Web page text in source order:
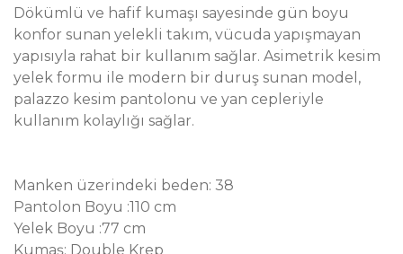
Dökümlü ve hafif kumaşı sayesinde gün boyu
konfor sunan yelekli takım, vücuda yapışmayan
yapısıyla rahat bir kullanım sağlar. Asimetrik kesim
yelek formu ile modern bir duruş sunan model,
palazzo kesim pantolonu ve yan cepleriyle
kullanım kolaylığı sağlar.
Manken üzerindeki beden: 38
Pantolon Boyu :110 cm
Yelek Boyu :77 cm
Kumaş: Double Krep